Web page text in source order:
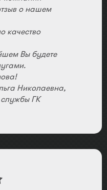
о нашем
качество
Вы будете
Николаевна,
службы ГК